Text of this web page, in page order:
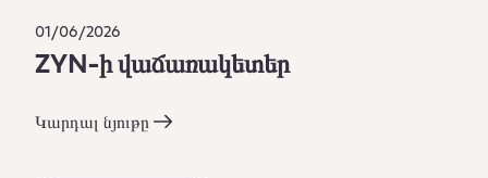
01/06/2026
ZYN-ի վաճառակետեր
Կարդալ նյութը